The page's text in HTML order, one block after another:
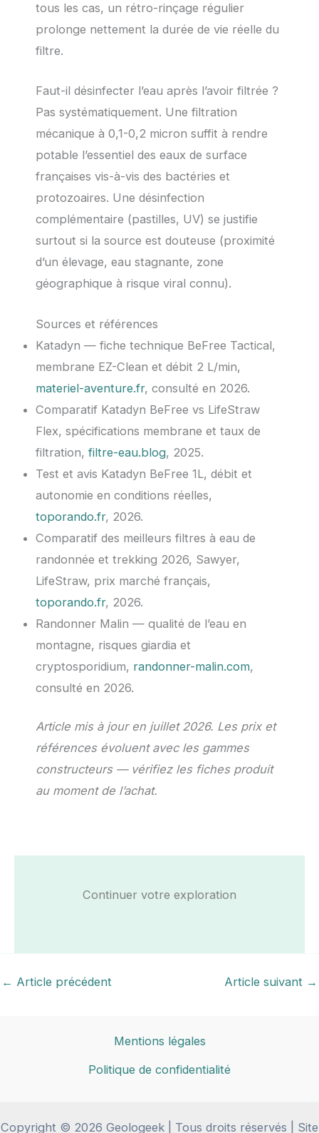
tous les cas, un rétro-rinçage régulier
prolonge nettement la durée de vie réelle du
filtre.
Faut-il désinfecter l’eau après l’avoir filtrée ?
Pas systématiquement. Une filtration
mécanique à 0,1-0,2 micron suffit à rendre
potable l’essentiel des eaux de surface
françaises vis-à-vis des bactéries et
protozoaires. Une désinfection
complémentaire (pastilles, UV) se justifie
surtout si la source est douteuse (proximité
d’un élevage, eau stagnante, zone
géographique à risque viral connu).
Sources et références
Katadyn — fiche technique BeFree Tactical,
membrane EZ-Clean et débit 2 L/min,
materiel-aventure.fr, consulté en 2026.
Comparatif Katadyn BeFree vs LifeStraw
Flex, spécifications membrane et taux de
filtration, filtre-eau.blog, 2025.
Test et avis Katadyn BeFree 1L, débit et
autonomie en conditions réelles,
toporando.fr, 2026.
Comparatif des meilleurs filtres à eau de
randonnée et trekking 2026, Sawyer,
LifeStraw, prix marché français,
toporando.fr, 2026.
Randonner Malin — qualité de l’eau en
montagne, risques giardia et
cryptosporidium, randonner-malin.com,
consulté en 2026.
Article mis à jour en juillet 2026. Les prix et
références évoluent avec les gammes
constructeurs — vérifiez les fiches produit
au moment de l’achat.
Continuer votre exploration
← Article précédent Article suivant →
Mentions légales
Politique de confidentialité
Copyright © 2026 Geologeek | Tous droits réservés | Site